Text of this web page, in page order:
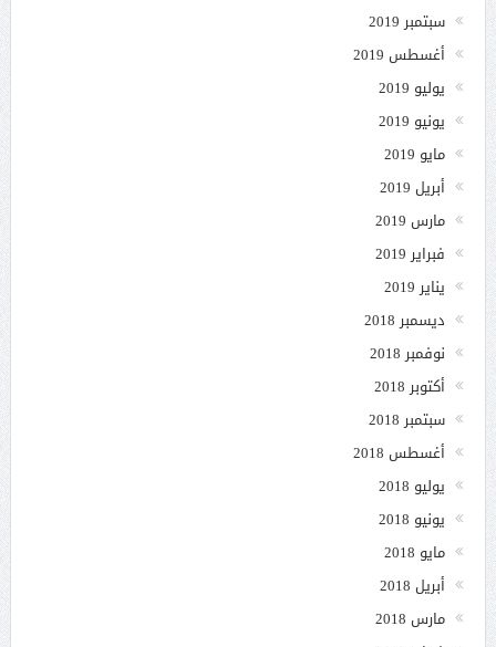
سبتمبر 2019
أغسطس 2019
يوليو 2019
يونيو 2019
مايو 2019
أبريل 2019
مارس 2019
فبراير 2019
يناير 2019
ديسمبر 2018
نوفمبر 2018
أكتوبر 2018
سبتمبر 2018
أغسطس 2018
يوليو 2018
يونيو 2018
مايو 2018
أبريل 2018
مارس 2018